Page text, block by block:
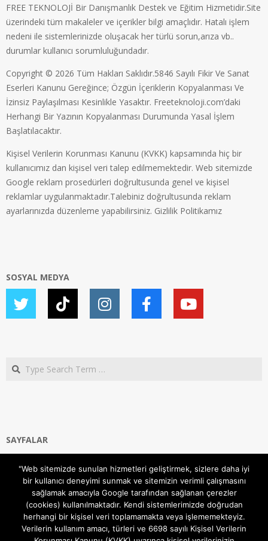
FREE TEKNOLOJİ Bir Danışmanlık Destek ve Eğitim Hizmetidir.Site
üzerindeki tüm makaleler ve içerikler bilgi amaçlıdır. Hatalı işlem
nedeni ile sistemlerinizde oluşacak her türlü sorun,arıza vb..
durumlar kullanıcı sorumluluğundadır.
Copyright © 2026 Tüm Hakları Saklıdır.5846 Sayılı Fikir Ve Sanat
Eserleri Kanunu Gereğince; Özgün İçeriklerin Kopyalanması Ve
İzinsiz Paylaşılması Kesinlikle Yasaktır. Freeteknoloji.com’daki
Herhangi Bir Yazının Kopyalanması Durumunda Yasal İşlem
Başlatılacaktır.
Kişisel Verilerin Korunması Kanunu (KVKK) kapsamında hiç bir
kullanıcımız dan kişisel veri talep edilmemektedir. Web sitemizde
Google reklam prosedürleri doğrultusunda genel ve kişisel
reklamlar uygulanmaktadır.Talebiniz doğrultusunda reklam
ayarlarınızda düzenleme yapabilirsiniz. Gizlilik Politikamız
SOSYAL MEDYA
Search
SAYFALAR
Gizlilik ve Çerezler (Cookies) Politikası
Hakkımızda
İletişim Kanalları
MODEM KURULUM
TEKNİK DESTEK
"Web sitemizde sunulan hizmetleri geliştirmek, sizlere daha iyi
bir kullanıcı deneyimi sunmak ve sitemizin verimli çalışmasını
sağlamak amacıyla Google tarafından sağlanan çerezler
(cookies) kullanılmaktadır. Kendi sistemlerimizde doğrudan
herhangi bir kişisel veri toplamamakta veya işlememekteyiz.
Verilerin kullanım amacı, türleri ve 6698 sayılı Kişisel Verilerin